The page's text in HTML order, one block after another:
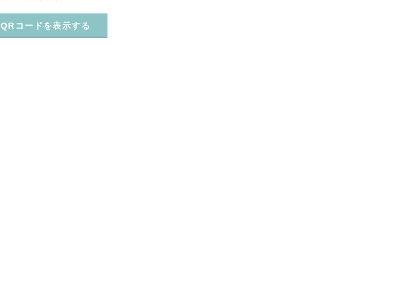
QRコードを表示する